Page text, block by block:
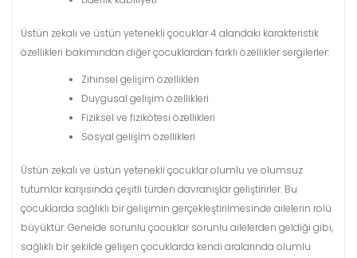
Üstün zekalı ve üstün yetenekli çocuklar 4 alandaki karakteristik
özellikleri bakımından diğer çocuklardan farklı özellikler sergilerler:
Zihinsel gelişim özellikleri
Duygusal gelişim özellikleri
Fiziksel ve fizikötesi özellikleri
Sosyal gelişim özellikleri
Üstün zekalı ve üstün yetenekli çocuklar olumlu ve olumsuz
tutumlar karşısında çeşitli türden davranışlar geliştirirler. Bu
çocuklarda sağlıklı bir gelişimin gerçekleştirilmesinde ailelerin rolü
büyüktür. Genelde sorunlu çocuklar sorunlu ailelerden geldiği gibi,
sağlıklı bir şekilde gelişen çocuklarda kendi aralarında olumlu